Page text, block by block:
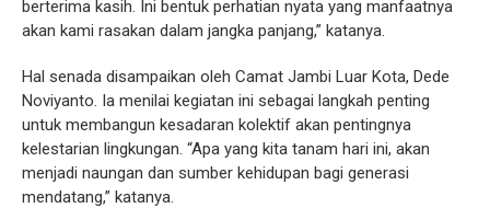
berterima kasih. Ini bentuk perhatian nyata yang manfaatnya
akan kami rasakan dalam jangka panjang,” katanya.
Hal senada disampaikan oleh Camat Jambi Luar Kota, Dede
Noviyanto. Ia menilai kegiatan ini sebagai langkah penting
untuk membangun kesadaran kolektif akan pentingnya
kelestarian lingkungan. “Apa yang kita tanam hari ini, akan
menjadi naungan dan sumber kehidupan bagi generasi
mendatang,” katanya.